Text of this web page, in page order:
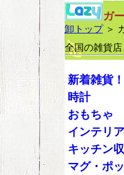
ガ
卸トップ＞
全国の雑貨
新着雑貨！
時計
おもちゃ
インテリア
キッチン
マグ・ポ